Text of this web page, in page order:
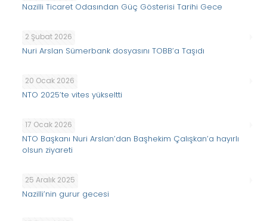
Nazilli Ticaret Odasından Güç Gösterisi Tarihi Gece
2 Şubat 2026
Nuri Arslan Sümerbank dosyasını TOBB’a Taşıdı
20 Ocak 2026
NTO 2025’te vites yükseltti
17 Ocak 2026
NTO Başkanı Nuri Arslan’dan Başhekim Çalışkan’a hayırlı
olsun ziyareti
25 Aralık 2025
Nazilli’nin gurur gecesi